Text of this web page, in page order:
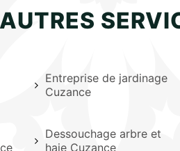
AUTRES
Entreprise de jardinage
Cuzance
Dessouchage arbre et
haie Cuzance